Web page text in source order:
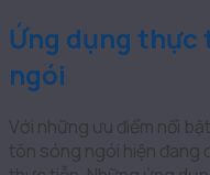
Ứng dụng thực
ngói
Với những ưu điểm nổi
tôn sóng ngói hiện đang